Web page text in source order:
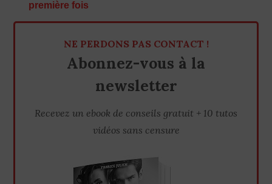
première fois
NE PERDONS PAS CONTACT !
Abonnez-vous à la
newsletter
Recevez un ebook de conseils gratuit + 10 tutos
vidéos sans censure